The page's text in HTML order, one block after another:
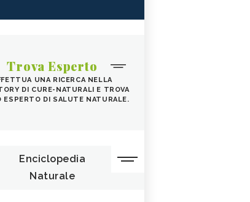
Trova Esperto
UNA RICERCA NELLA
DI CURE-NATURALI E TROVA
ESPERTO DI SALUTE NATURALE.
Enciclopedia
Naturale